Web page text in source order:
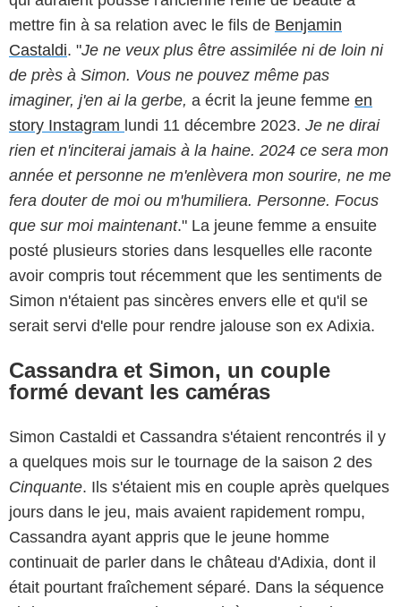
mettre fin à sa relation avec le fils de Benjamin
Castaldi. "Je ne veux plus être assimilée ni de loin ni
de près à Simon. Vous ne pouvez même pas
imaginer, j'en ai la gerbe, a écrit la jeune femme en
story Instagram lundi 11 décembre 2023. Je ne dirai
rien et n'inciterai jamais à la haine. 2024 ce sera mon
année et personne ne m'enlèvera mon sourire, ne me
fera douter de moi ou m'humiliera. Personne. Focus
que sur moi maintenant." La jeune femme a ensuite
posté plusieurs stories dans lesquelles elle raconte
avoir compris tout récemment que les sentiments de
Simon n'étaient pas sincères envers elle et qu'il se
serait servi d'elle pour rendre jalouse son ex Adixia.
Cassandra et Simon, un couple
formé devant les caméras
Simon Castaldi et Cassandra s'étaient rencontrés il y
a quelques mois sur le tournage de la saison 2 des
Cinquante. Ils s'étaient mis en couple après quelques
jours dans le jeu, mais avaient rapidement rompu,
Cassandra ayant appris que le jeune homme
continuait de parler dans le château d'Adixia, dont il
était pourtant fraîchement séparé. Dans la séquence